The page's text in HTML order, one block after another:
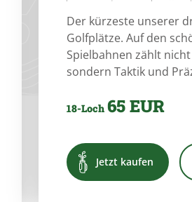
Der kürzeste unserer
Golfplätze. Auf den
Spielbahnen zählt
sondern Taktik und
18-Loch 65 EUR
Jetzt kaufen